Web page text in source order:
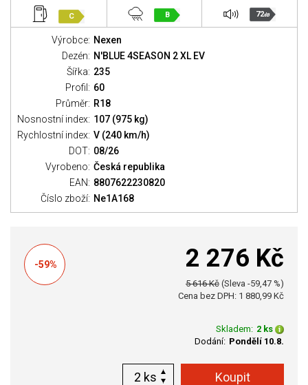
C B 72dB
Výrobce: Nexen
Dezén: N'BLUE 4SEASON 2 XL EV
Šířka: 235
Profil: 60
Průměr: R18
Nosnostní index: 107 (975 kg)
Rychlostní index: V (240 km/h)
DOT: 08/26
Vyrobeno: Česká republika
EAN: 8807622230820
Číslo zboží: Ne1A168
-59% 2 276 Kč
5 616 Kč (Sleva -59,47 %)
Cena bez DPH: 1 880,99 Kč
Skladem: 2 ks
Dodání: Pondělí 10.8.
ks